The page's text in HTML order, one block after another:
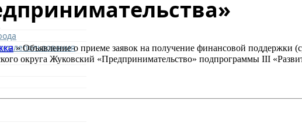
» Объявление о приеме заявок на получение финансовой поддержки
округа Жуковский «Предпринимательство» подпрограммы III